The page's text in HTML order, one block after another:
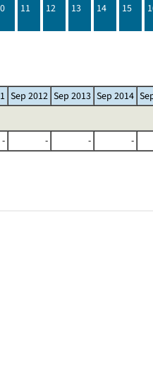
11 12 13 14 15
Sep 2012 Sep 2013 Sep 2014
- - - -